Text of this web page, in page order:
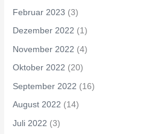
Februar 2023 (3)
Dezember 2022 (1)
November 2022 (4)
Oktober 2022 (20)
September 2022 (16)
August 2022 (14)
Juli 2022 (3)